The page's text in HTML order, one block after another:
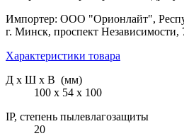
Импортер: ООО "Орионлайт",
г. Минск, проспект
Характеристики товара
Д х Ш х В (мм)
100 х 54 х 100
IP, степень пылевлагозащиты
20